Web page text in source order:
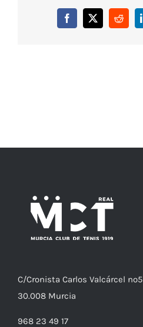
Facebook
X Reddit
C/Cronista Carlos Valcárcel nº5
30.008 Murcia
968 23 49 17